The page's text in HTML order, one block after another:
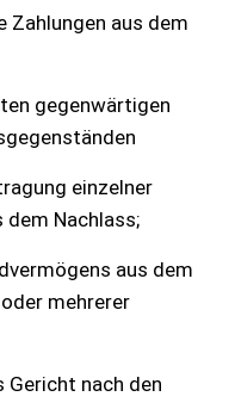
Zahlungen aus dem
gegenwärtigen
einzelner
Nachlass;
aus dem
mehrerer
Gericht nach den